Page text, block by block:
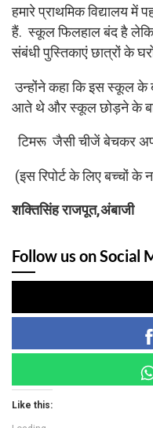
हमारे प्राथमिक विद्यालय में
हैं. स्कूल फिलहाल बंद है
संबंधी पुस्तिकाएं छात्रों के
उन्होंने कहा कि इस स्कूल के
आते थे और स्कूल छोड़ने के
टिमरू जैसी चीजें बेचकर
(इस रिपोर्ट के लिए बच्चों के
शक्तिसिंह राजपूत,अंबाजी
Follow us on Social
Like this: